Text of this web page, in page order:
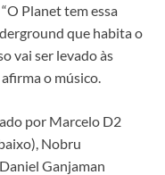
Planet tem essa
que habita o
vai ser levado às
o músico.
por Marcelo D2
Nobru
Ganjaman